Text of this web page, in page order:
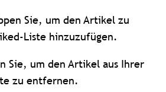
Sie, um den Artikel zu
Liste hinzuzufügen.
Sie, um den Artikel aus Ihrer
zu entfernen.